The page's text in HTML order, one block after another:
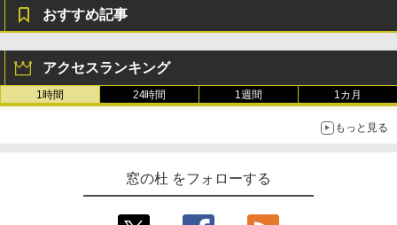
おすすめ記事
アクセスランキング
1時間 24時間 1週間 1カ月
もっと見る
窓の杜 をフォローする